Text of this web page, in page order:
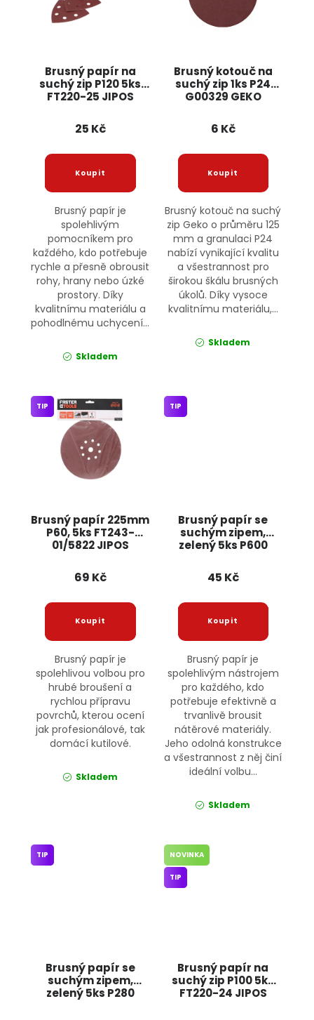
Brusný papír na
suchý zip P120 5ks
FT220-25 JIPOS
25 Kč
Brusný papír je
spolehlivým
pomocníkem pro
každého, kdo potřebuje
rychle a přesně obrousit
rohy, hrany nebo úzké
prostory. Díky
kvalitnímu materiálu a
pohodlnému uchycení...
Skladem
Brusný kotouč na
suchý zip 1ks P24
G00329 GEKO
6 Kč
Brusný kotouč na suchý
zip Geko o průměru 125
mm a granulaci P24
nabízí vynikající kvalitu
a všestrannost pro
širokou škálu brusných
úkolů. Díky vysoce
kvalitnímu materiálu,...
Skladem
Brusný papír 225mm
P60, 5ks FT243-
01/5822 JIPOS
TIP
69 Kč
Brusný papír je
spolehlivou volbou pro
hrubé broušení a
rychlou přípravu
povrchů, kterou ocení
jak profesionálové, tak
domácí kutilové.
Skladem
Brusný papír se
suchým zipem,
zelený 5ks P600
TIP
45 Kč
Brusný papír je
spolehlivým nástrojem
pro každého, kdo
potřebuje efektivně a
trvanlivě brousit
nátěrové materiály.
Jeho odolná konstrukce
a všestrannost z něj činí
ideální volbu...
Skladem
Brusný papír se
suchým zipem,
zelený 5ks P280
TIP
Brusný papír na
suchý zip P100 5ks
FT220-24 JIPOS
NOVINKA
TIP